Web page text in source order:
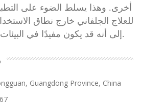
أخرى. وهذا يسلط الضوء على
للعلاج الجلفاني خارج نطاق
إلى أنه قد يكون مفيدًا في البيئات الشاملة والطبية أيضًا.
Guangdong Province, China